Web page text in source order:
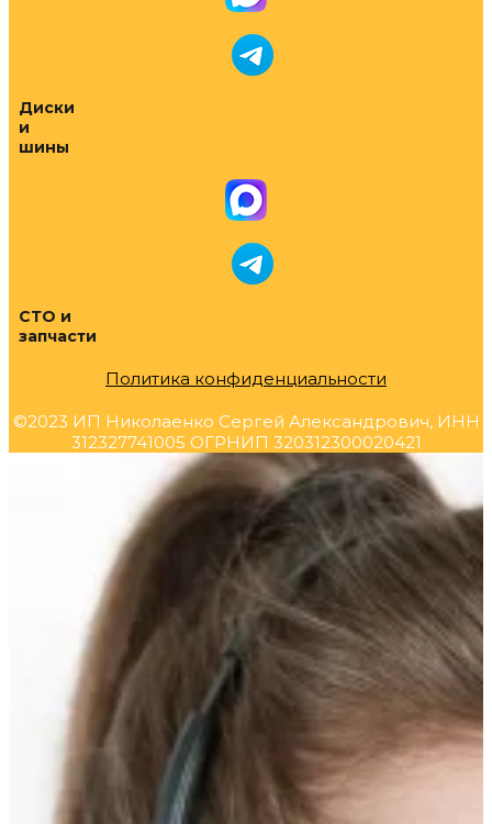
Диски
и
шины
СТО и
запчасти
Политика конфиденциальности
©2023 ИП Николаенко Сергей Александрович, ИНН
312327741005 ОГРНИП 320312300020421